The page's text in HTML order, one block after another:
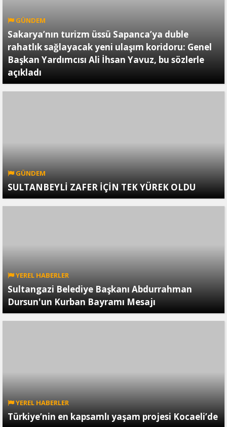
GÜNDEM
Sakarya’nın turizm üssü Sapanca’ya duble
rahatlık sağlayacak yeni ulaşım koridoru: Genel
Başkan Yardımcısı Ali İhsan Yavuz, bu sözlerle
açıkladı
GÜNDEM
SULTANBEYLİ ZAFER İÇİN TEK YÜREK OLDU
YEREL HABERLER
Sultangazi Belediye Başkanı Abdurrahman
Dursun'un Kurban Bayramı Mesajı
YEREL HABERLER
Türkiye’nin en kapsamlı yaşam projesi Kocaeli’de